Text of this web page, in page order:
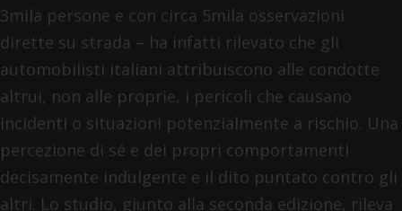
3mila persone e con circa 5mila osservazioni
dirette su strada – ha infatti rilevato che gli
automobilisti italiani attribuiscono alle condotte
altrui, non alle proprie, i pericoli che causano
incidenti o situazioni potenzialmente a rischio. Una
percezione di sé e dei propri comportamenti
decisamente indulgente e il dito puntato contro gli
altri. Lo studio, giunto alla seconda edizione, rileva